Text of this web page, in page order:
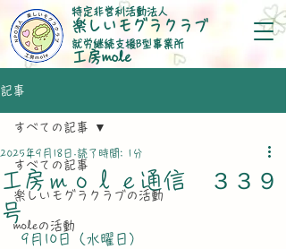
特定非営利活動法人
楽しいモグラクラブ
就労継続支援B型事業所
​工房mole
記事
すべての記事
楽しいモグラクラブの活動
moleの活動
すべての記事
工房ｍｏｌｅ通信 ３３９
号
2025年9月18日 読了時間: 1分
9月10日（水曜日）